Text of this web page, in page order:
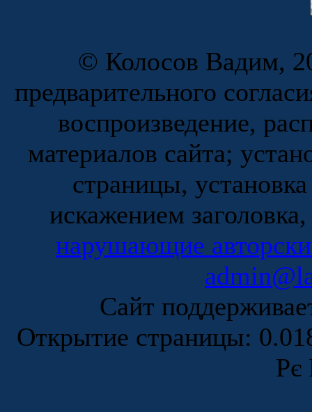
© Колосов Вадим,
предварительного
воспроизведение,
материалов сайта;
страницы,
искажением
нарушающие
Сайт
Открытие страницы:
Рє